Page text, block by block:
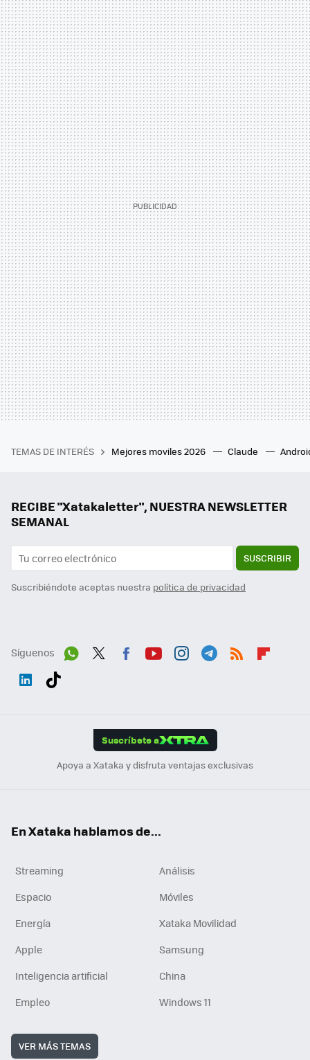
TEMAS DE INTERÉS Mejores moviles 2026 Claude
RECIBE "Xatakaletter", NUESTRA NEWSLETTER
SEMANAL
SUSCRIBIR
Suscribiéndote aceptas nuestra política de privacidad
Síguenos
Suscríbete a
Apoya a Xataka y disfruta ventajas exclusivas
En Xataka hablamos de...
Streaming
Análisis
Espacio
Móviles
Energía
Xataka Movilidad
Apple
Samsung
Inteligencia artificial
China
Empleo
Windows 11
VER MÁS TEMAS